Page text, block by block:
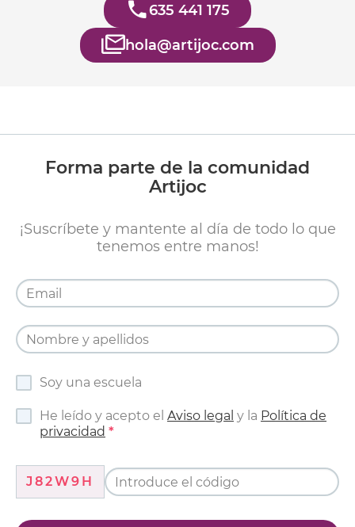
635 441 175
hola@artijoc.com
Forma parte de la comunidad
Artijoc
¡Suscríbete y mantente al día de todo lo que
tenemos entre manos!
Soy una escuela
He leído y acepto el Aviso legal y la Política de
privacidad
J82W9H